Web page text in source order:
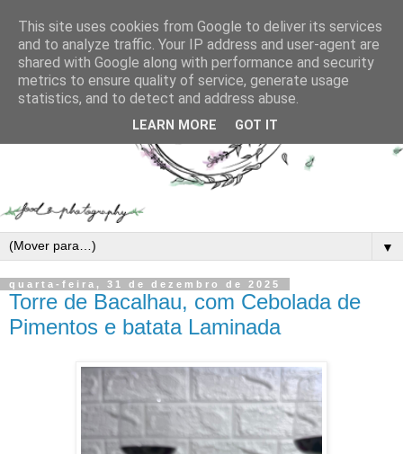
▼
quarta-feira, 31 de dezembro de 2025
Torre de Bacalhau, com Cebolada de
Pimentos e batata Laminada
This site uses cookies from Google to deliver its services
and to analyze traffic. Your IP address and user-agent are
shared with Google along with performance and security
metrics to ensure quality of service, generate usage
statistics, and to detect and address abuse.
LEARN MORE GOT IT